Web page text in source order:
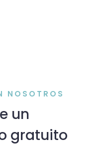
NOSOTROS
un
gratuito